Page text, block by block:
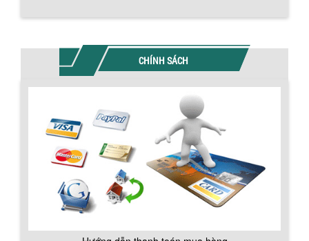
CHÍNH SÁCH
sản xuất tại công ty Á Âu. Máy dùng
Khám phá lý do doanh nghiệp nên
chọn máy nghiền màu sơn Á Âu: hiệu
suất cao, kiểm soát nhiệt tốt, tiết kiệm
chi...
ƯU ĐÃI ĐẶC BIỆT: GIÁ MÁY KHUẤY SƠN
CÔNG NGHIỆP GIẢM SỐC
Ưu đãi đặc biệt: Giá máy khuấy sơn
công nghiệp giảm sốc lên đến 20%.
khuấy...